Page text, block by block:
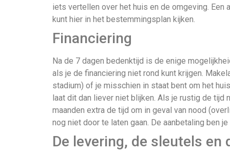
iets vertellen over het huis en de omgeving.
kunt hier in het bestemmingsplan kijken.
Financiering
Na de 7 dagen bedenktijd is de enige
als je de financiering niet rond kunt krijgen.
stadium) of je misschien in staat bent om het
laat dit dan liever niet blijken. Als je rustig de tijd
maanden extra de tijd om in geval van nood
nog niet door te laten gaan. De aanbetaling ben
De levering, de sleutels